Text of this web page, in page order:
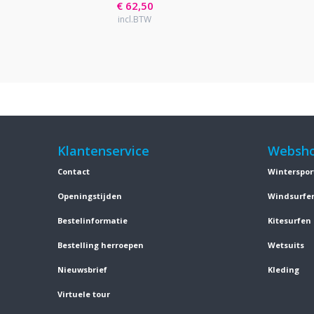
€ 62,50
incl.BTW
Klantenservice
Contact
Openingstijden
Bestelinformatie
Bestelling herroepen
Nieuwsbrief
Virtuele tour
Kitesurfen
Wetsuits
Kleding